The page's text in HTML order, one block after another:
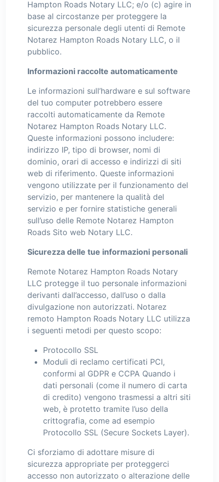
Hampton Roads Notary LLC; e/o (c) agire in
base al circostanze per proteggere la
sicurezza personale degli utenti di Remote
Notarez Hampton Roads Notary LLC, o il
pubblico.
Informazioni raccolte automaticamente
Le informazioni sull’hardware e sul software
del tuo computer potrebbero essere
raccolti automaticamente da Remote
Notarez Hampton Roads Notary LLC.
Queste informazioni possono includere:
indirizzo IP, tipo di browser, nomi di
dominio, orari di accesso e indirizzi di siti
web di riferimento. Queste informazioni
vengono utilizzate per il funzionamento del
servizio, per mantenere la qualità del
servizio e per fornire statistiche generali
sull’uso delle Remote Notarez Hampton
Roads Sito web Notary LLC.
Sicurezza delle tue informazioni personali
Remote Notarez Hampton Roads Notary
LLC protegge il tuo personale informazioni
derivanti dall’accesso, dall’uso o dalla
divulgazione non autorizzati. Notarez
remoto Hampton Roads Notary LLC utilizza
i seguenti metodi per questo scopo:
Protocollo SSL
Moduli di reclamo certificati PCI,
conformi al GDPR e CCPA Quando i
dati personali (come il numero di carta
di credito) vengono trasmessi a altri siti
web, è protetto tramite l’uso della
crittografia, come ad esempio
Protocollo SSL (Secure Sockets Layer).
Ci sforziamo di adottare misure di
sicurezza appropriate per proteggerci
accesso non autorizzato o alterazione delle